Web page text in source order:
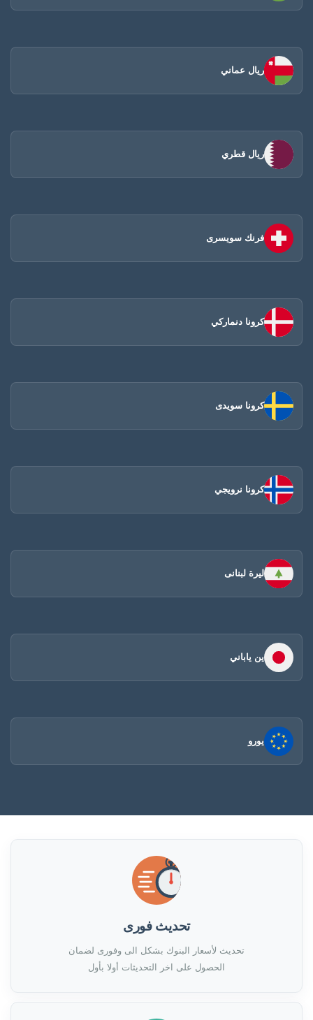
ريال عماني
ريال قطري
فرنك سويسرى
كرونا دنماركي
كرونا سويدى
كرونا نرويجي
ليرة لبنانى
ين ياباني
يورو
تحديث فورى
تحديث لأسعار البنوك بشكل الى وفورى لضمان
الحصول على اخر التحديثات أولا بأول